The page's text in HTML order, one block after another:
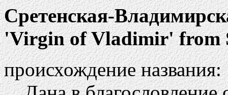
Сретенская-
'Virgin of Vladimir' from
происхождение названия: